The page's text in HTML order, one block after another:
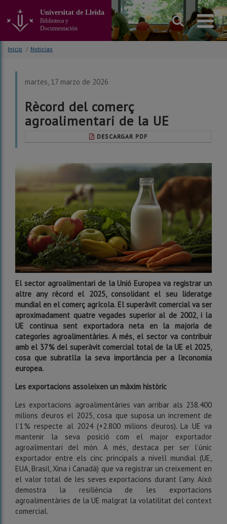
contenido
principal
Universitat de Lleida
Biblioteca y
Documentación
Inicio / Noticias
martes, 17 marzo de 2026
Rècord del comerç
agroalimentari de la UE
DESCARGAR PDF
El sector agroalimentari de la Unió Europea va registrar un
altre any rècord el 2025, consolidant el seu lideratge
mundial en el comerç agrícola. El superàvit comercial va ser
aproximadament quatre vegades superior al de 2002, i la
UE continua sent exportadora neta en la majoria de
categories agroalimentàries. A més, el sector va contribuir
amb el 37 % del superàvit comercial total de la UE el 2025,
cosa que subratlla la seva importància per a l’economia
europea.
Les exportacions assoleixen un màxim històric
Les exportacions agroalimentàries van arribar als 238.400
milions d’euros el 2025, cosa que suposa un increment de
l’1 % respecte al 2024 (+2.800 milions d’euros). La UE va
mantenir la seva posició com el major exportador
agroalimentari del món. A més, destaca per ser l’únic
exportador entre els cinc principals a nivell mundial (UE,
EUA, Brasil, Xina i Canadà) que va registrar un creixement en
el valor total de les seves exportacions durant l’any. Això
demostra la resiliència de les exportacions
agroalimentàries de la UE malgrat la volatilitat del context
comercial.